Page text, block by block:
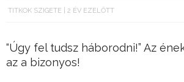
TITKOK SZIGETE 2 ÉV EZELŐTT
“Úgy fel tudsz háborodni!” Az
az a bizonyos!